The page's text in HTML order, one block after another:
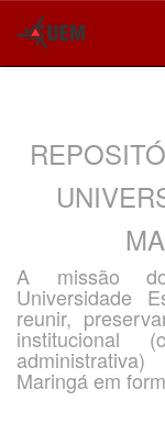
A missão
Universidade
reunir,
institucional
Maringá em